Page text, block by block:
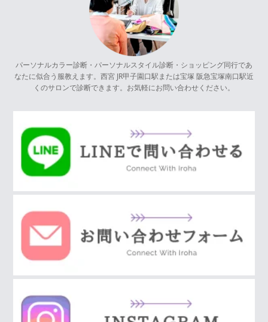
パーソナルカラー診断・パーソナルスタイル診断・ショッピング同行であ
なたに似合う服教えます。西宮 JR甲子園口駅または宝塚 阪急宝塚南口駅近
くのサロンで診断できます。お気軽にお問い合わせください。